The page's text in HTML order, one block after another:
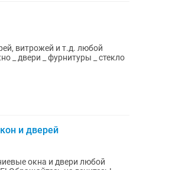
витрожей и т.д. любой
_ фурнитуры _ стекло
и дверей
окна и двери любой